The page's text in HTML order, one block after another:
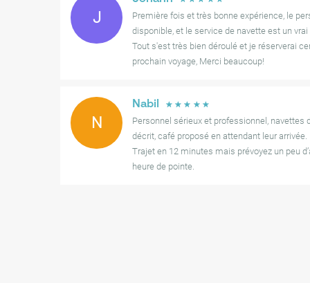
J
Première fois et très bonne expérience, le
disponible, et le service de navette est un vrai
Tout s'est très bien déroulé et je réserverai
prochain voyage, Merci beaucoup!
N
Nabil ☆ ☆ ☆ ☆ ☆
Personnel sérieux et professionnel,
décrit, café proposé en attendant leur arrivée.
Trajet en 12 minutes mais prévoyez un peu
heure de pointe.